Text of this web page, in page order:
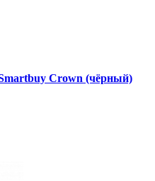
Crown (чёрный)